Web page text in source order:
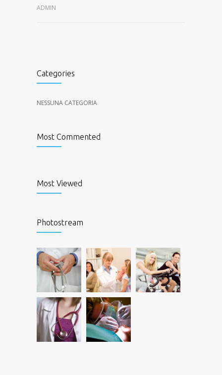
ADMIN
Categories
NESSUNA CATEGORIA
Most Commented
Most Viewed
Photostream